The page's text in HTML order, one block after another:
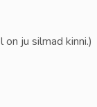
ju silmad kinni.)